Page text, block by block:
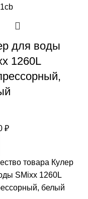
для воды
1260L
₽
товара Кулер
SMixx 1260L
белый